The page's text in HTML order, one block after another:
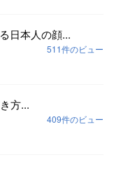
日本人の顔...
511件のビュー
方...
409件のビュー